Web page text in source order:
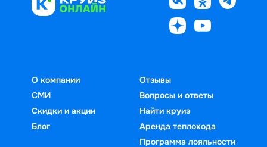
О компании
СМИ
Скидки и акции
Блог
Отзывы
Вопросы и ответы
Найти круиз
Аренда теплохода
Программа лояльности